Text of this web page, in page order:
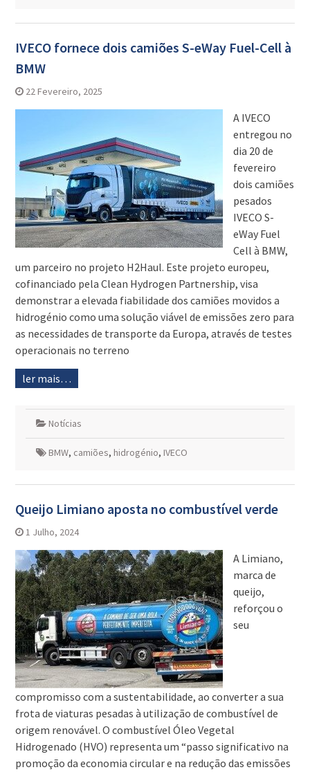
IVECO fornece dois camiões S-eWay Fuel-Cell à
BMW
22 Fevereiro, 2025
A IVECO
entregou no
dia 20 de
fevereiro
dois camiões
pesados
IVECO S-
eWay Fuel
Cell à BMW,
um parceiro no projeto H2Haul. Este projeto europeu,
cofinanciado pela Clean Hydrogen Partnership, visa
demonstrar a elevada fiabilidade dos camiões movidos a
hidrogénio como uma solução viável de emissões zero para
as necessidades de transporte da Europa, através de testes
operacionais no terreno
ler mais…
Notícias
BMW, camiões, hidrogénio, IVECO
Queijo Limiano aposta no combustível verde
1 Julho, 2024
A Limiano,
marca de
queijo,
reforçou o
seu
compromisso com a sustentabilidade, ao converter a sua
frota de viaturas pesadas à utilização de combustível de
origem renovável. O combustível Óleo Vegetal
Hidrogenado (HVO) representa um “passo significativo na
promoção da economia circular e na redução das emissões